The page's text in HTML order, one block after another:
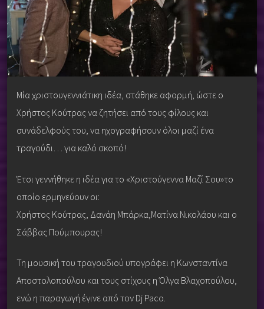
Μία χριστουγεννιάτικη ιδέα, στάθηκε αφορμή, ώστε ο
Χρήστος Κούτρας να ζητήσει από τους φίλους και
συνάδελφούς του, να ηχογραφήσουν όλοι μαζί ένα
τραγούδι… για καλό σκοπό!
Έτσι γεννήθηκε η ιδέα για το «Χριστούγεννα Μαζί Σου»το
οποίο ερμηνεύουν οι:
Χρήστος Κούτρας, Δανάη Μπάρκα,Ματίνα Νικολάου και ο
Σάββας Πούμπουρας!
Τη μουσική του τραγουδιού υπογράφει η Κωνσταντίνα
Αποστολοπούλου και τους στίχους η Όλγα Βλαχοπούλου,
ενώ η παραγωγή έγινε από τον Dj Paco.